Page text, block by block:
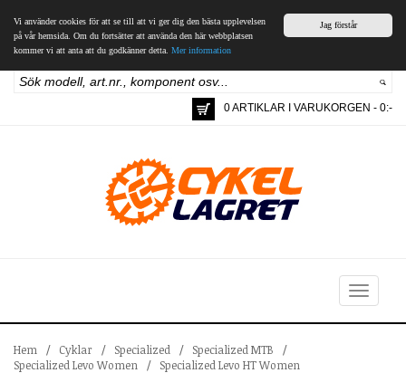
Jag förstår
Vi använder cookies för att se till att vi ger dig den bästa upplevelsen
på vår hemsida. Om du fortsätter att använda den här webbplatsen
kommer vi att anta att du godkänner detta. Mer information
0 ARTIKLAR I VARUKORGEN - 0:-
Toggle
navigation
Hem / Cyklar / Specialized / Specialized MTB
/
Specialized Levo Women
/ Specialized Levo HT Women